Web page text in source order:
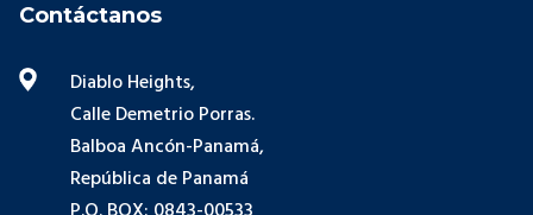
Contáctanos
Diablo Heights,
Calle Demetrio Porras.
Balboa Ancón-Panamá,
República de Panamá